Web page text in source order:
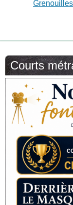
Grenouilles
Courts